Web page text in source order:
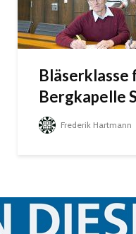
Bläserklasse
Bergkapelle
Frederik Hartmann